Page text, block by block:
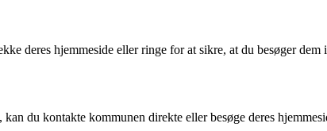
deres hjemmeside eller ringe for at sikre, at du besøger dem
du kontakte kommunen direkte eller besøge deres